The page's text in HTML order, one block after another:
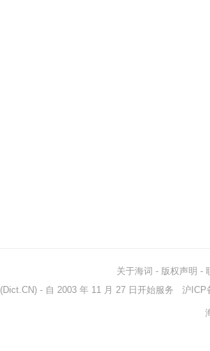
关于海词 - 版权声明 -
(Dict.CN) - 自 2003 年 11 月 27 日开始服务 沪ICP